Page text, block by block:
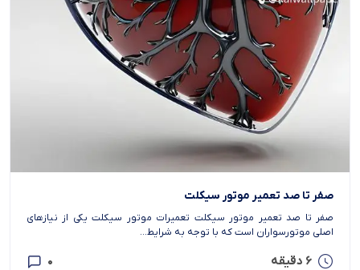
صفر تا صد تعمیر موتور سیکلت
صفر تا صد تعمیر موتور سیکلت تعمیرات موتور سیکلت یکی از نیازهای
اصلی موتورسواران است که با توجه به شرایط...
6 دقیقه 0